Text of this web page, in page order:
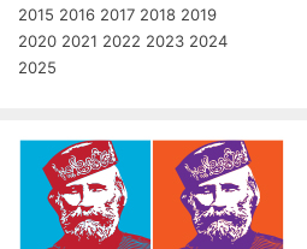
2015 2016 2017 2018 2019
2020 2021 2022 2023 2024
2025